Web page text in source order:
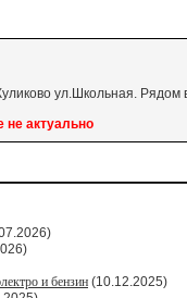
ул.Школьная.
актуально
и бензин (10.12.2025)